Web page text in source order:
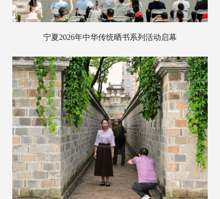
宁夏2026年中华传统晒书系列活动启幕